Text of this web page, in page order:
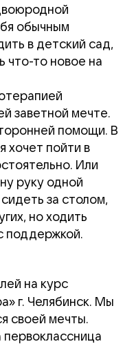
обычным
в детский сад,
что-то новое на
заветной мечте.
помощи. В
хочет пойти в
Или
руку одной
за столом,
но ходить
поддержкой.
на курс
г. Челябинск. Мы
своей мечты.
первоклассница